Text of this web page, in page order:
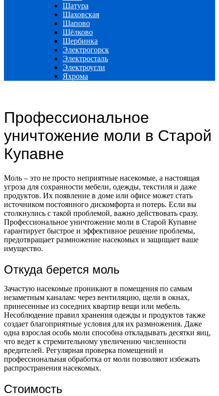
Шатура
Шаховская
Щапово
Щёлково
Щербинка
Электрогорск
Электросталь
Электроугли
Яхрома
Профессиональное
уничтожение моли в Старой
Купавне
Моль – это не просто неприятные насекомые, а настоящая
угроза для сохранности мебели, одежды, текстиля и даже
продуктов. Их появление в доме или офисе может стать
источником постоянного дискомфорта и потерь. Если вы
столкнулись с такой проблемой, важно действовать сразу.
Профессиональное уничтожение моли в Старой Купавне
гарантирует быстрое и эффективное решение проблемы,
предотвращает размножение насекомых и защищает ваше
имущество.
Откуда берется моль
Зачастую насекомые проникают в помещения по самым
незаметным каналам: через вентиляцию, щели в окнах,
принесенные из соседних квартир вещи или мебель.
Несоблюдение правил хранения одежды и продуктов также
создает благоприятные условия для их размножения. Даже
одна взрослая особь моли способна откладывать десятки яиц,
что ведет к стремительному увеличению численности
вредителей. Регулярная проверка помещений и
профессиональная обработка от моли позволяют избежать
распространения насекомых.
Стоимость